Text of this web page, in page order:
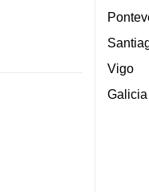
Vigo